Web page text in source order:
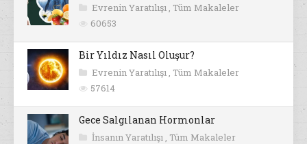
Evrenin Yaratılışı , Tüm Makaleler
60653
Bir Yıldız Nasıl Oluşur?
Evrenin Yaratılışı , Tüm Makaleler
57614
Gece Salgılanan Hormonlar
İnsanın Yaratılışı , Tüm Makaleler